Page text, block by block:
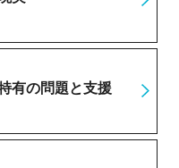
有の問題と支援